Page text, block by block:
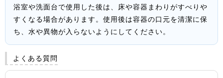
浴室や洗面台で使用した後は、床や容器まわりがすべりや
すくなる場合があります。使用後は容器の口元を清潔に保
ち、水や異物が入らないようにしてください。
よくある質問